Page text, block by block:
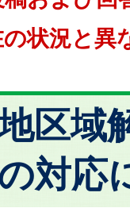
の状況と異
区域
対応